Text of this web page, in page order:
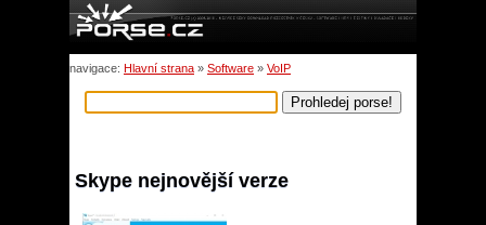
navigace: Hlavní strana » Software » VoIP
Skype nejnovější verze